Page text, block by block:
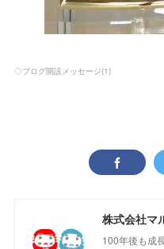
◇ブログ開設メッセージ(1)
株式会社マ
100年後も成